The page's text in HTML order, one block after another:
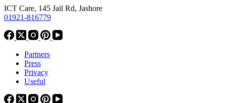
ICT Care, 145 Jail Rd, Jashore
01921-816779
Partners
Press
Privacy
Useful